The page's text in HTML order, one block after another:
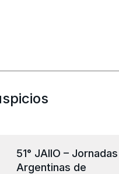
51° JAIIO – Jornadas
Argentinas de